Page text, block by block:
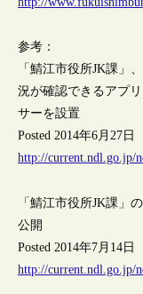
参考：
「鯖江市役所JK課」
況が確認できるアプ
サーを設置
Posted 2014年6月27日
http://current.ndl.go.jp/
「鯖江市役所JK課」
公開
Posted 2014年7月14日
http://current.ndl.go.jp/